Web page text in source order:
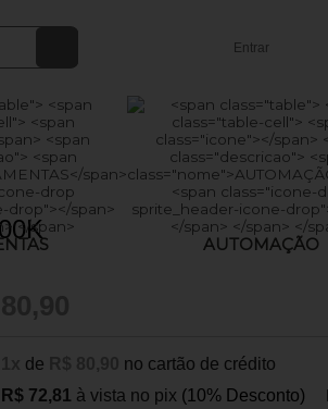
Entrar
AUTOMAÇÃO
de
no cartão de crédito
R$ 72,81 à vista no pix (10% Desconto)